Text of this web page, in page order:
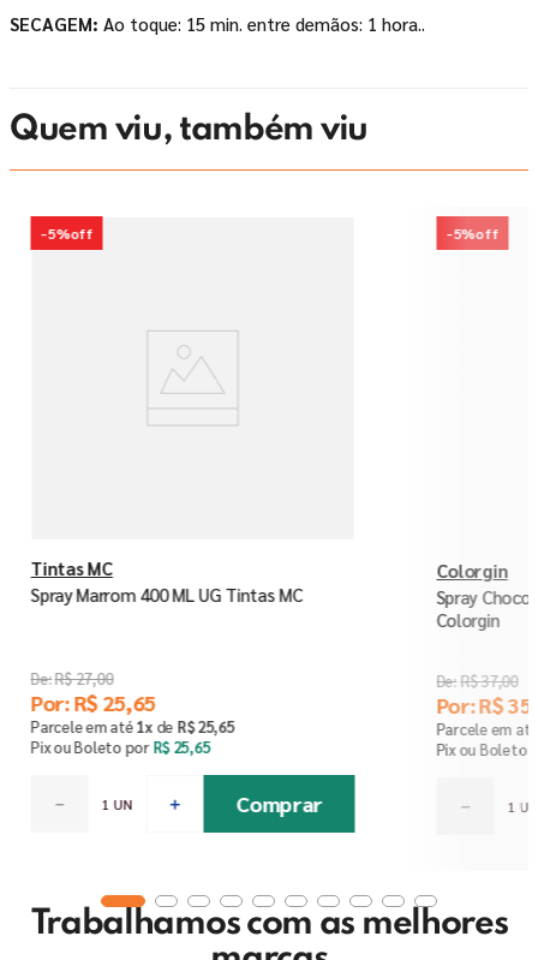
SECAGEM: Ao toque: 15 min. entre demãos: 1 hora..
Quem viu, também viu
-5%off
Tintas MC
Spray Marrom 400 ML UG Tintas MC
R$27,00
Por:R$25,65
Parcele em até1x de R$25,65
Pix ou Boleto porR$ 25,65
＋
－ Comprar
-5%off
Colorgin
Spray
Colorgin
R$37,00
Por:R$35
Parcele em
Pix ou Boleto
－
Trabalhamos com as melhores